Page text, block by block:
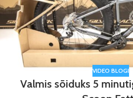
VIDEO BLOGI
Valmis sõiduks 5